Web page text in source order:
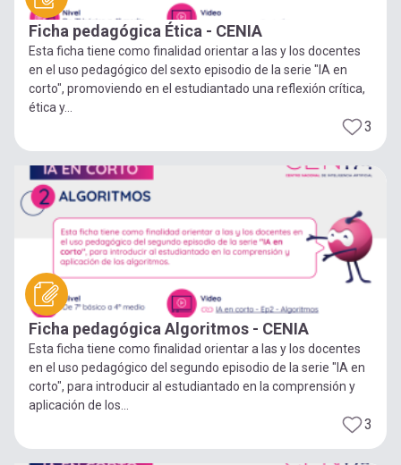
Ficha pedagógica Ética - CENIA
Esta ficha tiene como finalidad orientar a las y los docentes
en el uso pedagógico del sexto episodio de la serie "IA en
corto", promoviendo en el estudiantado una reflexión crítica,
ética y...
3
Ficha pedagógica Algoritmos - CENIA
Esta ficha tiene como finalidad orientar a las y los docentes
en el uso pedagógico del segundo episodio de la serie "IA en
corto", para introducir al estudiantado en la comprensión y
aplicación de los...
3